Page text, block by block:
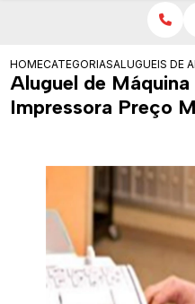
HOMECATEGORIASALUGUEIS DE
Aluguel de
Impressora Preço